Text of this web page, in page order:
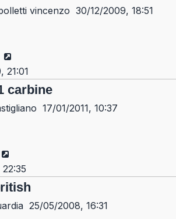
vincenzo 30/12/2009, 18:51
21:01
carbine
17/01/2011, 10:37
22:35
25/05/2008, 16:31